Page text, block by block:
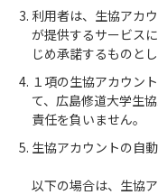
利用者は、生協アカ
が提供するサービス
じめ承諾するものとし
１項の生協アカウン
て、広島修道大学生
責任を負いません。
生協アカウントの自
以下の場合は、生協